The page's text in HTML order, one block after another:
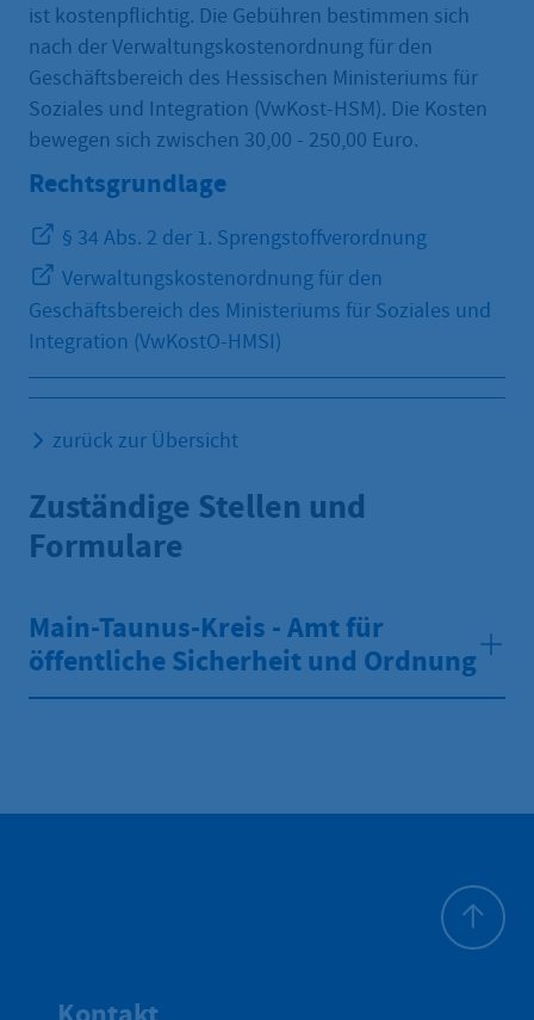
ist kostenpflichtig. Die Gebühren bestimmen sich
nach der Verwaltungskostenordnung für den
Geschäftsbereich des Hessischen Ministeriums für
Soziales und Integration (VwKost-HSM). Die Kosten
bewegen sich zwischen 30,00 - 250,00 Euro.
Rechtsgrundlage
§ 34 Abs. 2 der 1. Sprengstoffverordnung
Verwaltungskostenordnung für den
Geschäftsbereich des Ministeriums für Soziales und
Integration (VwKostO-HMSI)
zurück zur Übersicht
Zuständige Stellen und
Formulare
Main-Taunus-Kreis - Amt für
öffentliche Sicherheit und Ordnung